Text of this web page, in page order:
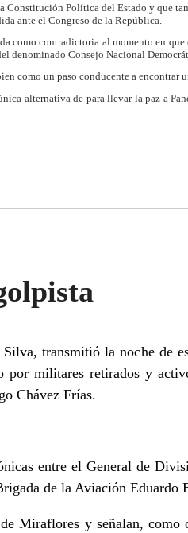
Política del Estado y que
ante el Congreso de la República.
como contradictoria al momento en
denominado Consejo Nacional
como un paso conducente a encontrar
alternativa de para llevar la paz a
transmitió la noche de
militares retirados y
Chávez Frías.
entre el General de
de la Aviación Eduardo
Miraflores y señalan,